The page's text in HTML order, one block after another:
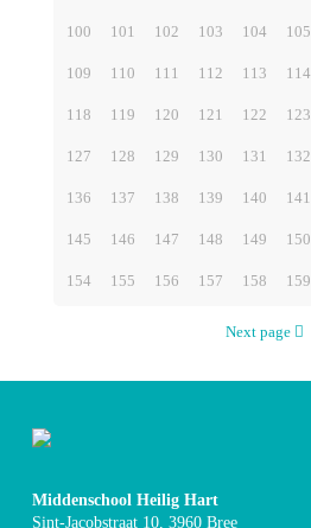
100 101 102 103 104 105
109 110 111 112 113 114
118 119 120 121 122 123
127 128 129 130 131 132
136 137 138 139 140 141
145 146 147 148 149 150
154 155 156 157 158 159
Next page
Middenschool Heilig Hart
Sint-Jacobstraat 10, 3960 Bree